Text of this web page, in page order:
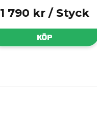
1 790 kr / Styck
KÖP